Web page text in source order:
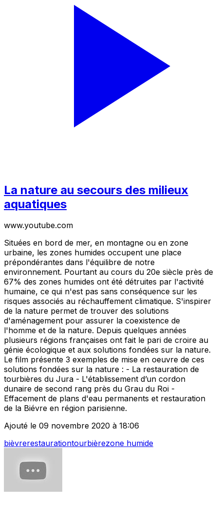
La nature au secours des milieux
aquatiques
www.youtube.com
Situées en bord de mer, en montagne ou en zone
urbaine, les zones humides occupent une place
prépondérantes dans l'équilibre de notre
environnement. Pourtant au cours du 20e siècle près de
67% des zones humides ont été détruites par l'activité
humaine, ce qui n'est pas sans conséquence sur les
risques associés au réchauffement climatique. S'inspirer
de la nature permet de trouver des solutions
d'aménagement pour assurer la coexistence de
l'homme et de la nature. Depuis quelques années
plusieurs régions françaises ont fait le pari de croire au
génie écologique et aux solutions fondées sur la nature.
Le film présente 3 exemples de mise en oeuvre de ces
solutions fondées sur la nature : - La restauration de
tourbières du Jura - L'établissement d’un cordon
dunaire de second rang près du Grau du Roi -
Effacement de plans d'eau permanents et restauration
de la Biévre en région parisienne.
Ajouté le 09 novembre 2020 à 18:06
bièvrerestaurationtourbièrezone humide